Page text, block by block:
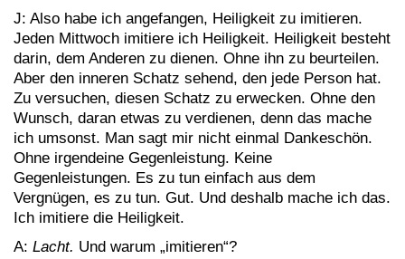
J: Also habe ich angefangen, Heiligkeit zu imitieren.
Jeden Mittwoch imitiere ich Heiligkeit. Heiligkeit besteht
darin, dem Anderen zu dienen. Ohne ihn zu beurteilen.
Aber den inneren Schatz sehend, den jede Person hat.
Zu versuchen, diesen Schatz zu erwecken. Ohne den
Wunsch, daran etwas zu verdienen, denn das mache
ich umsonst. Man sagt mir nicht einmal Dankeschön.
Ohne irgendeine Gegenleistung. Keine
Gegenleistungen. Es zu tun einfach aus dem
Vergnügen, es zu tun. Gut. Und deshalb mache ich das.
Ich imitiere die Heiligkeit.
A: Lacht. Und warum „imitieren“?